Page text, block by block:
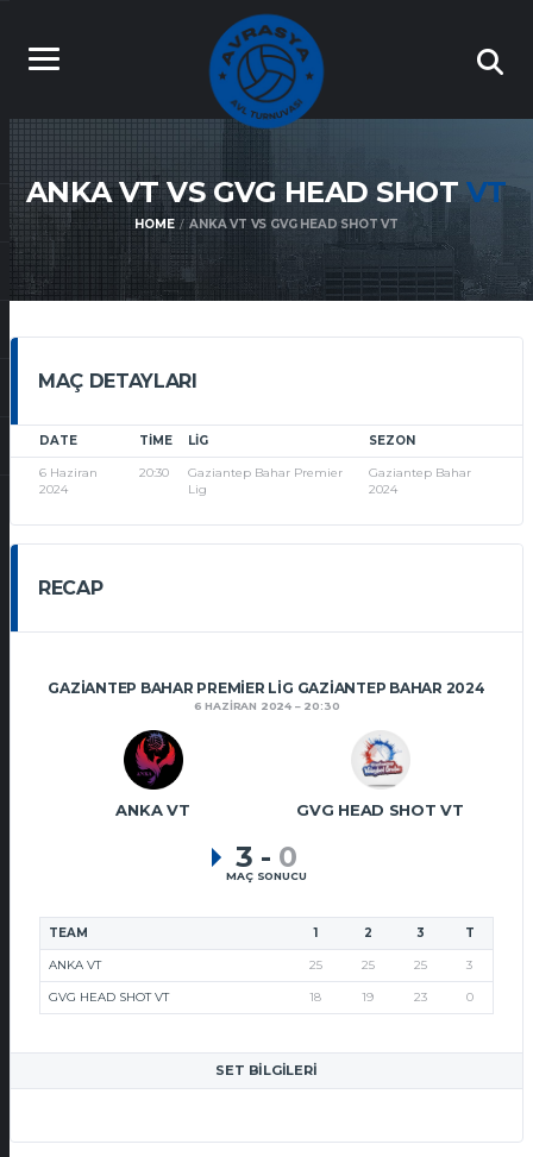
ANKA VT VS GVG HEAD SHOT VT
HOME ANKA VT VS GVG HEAD SHOT VT
MAÇ DETAYLARI
DATE TIME LIG SEZON
6 Haziran
2024
20:30
Gaziantep Bahar Premier
Lig
Gaziantep Bahar
2024
RECAP
GAZIANTEP BAHAR PREMIER LIG GAZIANTEP BAHAR 2024
6 HAZIRAN 2024 20:30
ANKA VT GVG HEAD SHOT VT
3 - 0
MAÇ SONUCU
TEAM 1 2 3 T
ANKA VT 25 25 25 3
GVG HEAD SHOT VT 18 19 23 0
SET BILGILERI